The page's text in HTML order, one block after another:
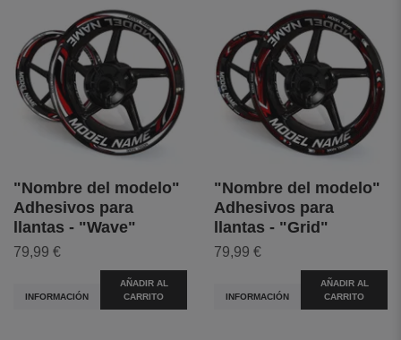
"Nombre del modelo"
Adhesivos para
llantas - "Wave"
79,99 €
INFORMACIÓN
AÑADIR AL
CARRITO
"Nombre del modelo"
Adhesivos para
llantas - "Grid"
79,99 €
INFORMACIÓN
AÑADIR AL
CARRITO